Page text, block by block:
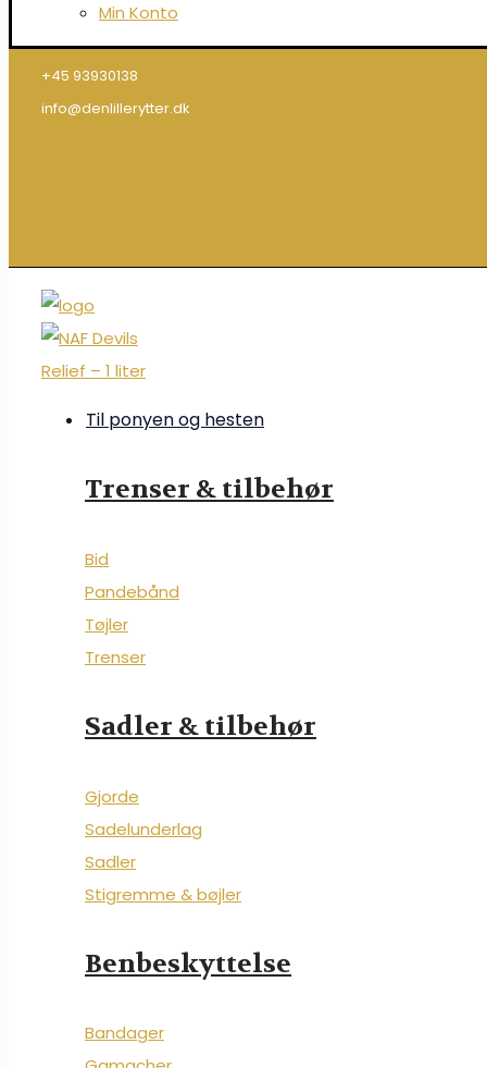
Min Konto
+45 93930138
info@denlillerytter.dk
Til ponyen og hesten
Trenser & tilbehør
Bid
Pandebånd
Tøjler
Trenser
Sadler & tilbehør
Gjorde
Sadelunderlag
Sadler
Stigremme & bøjler
Benbeskyttelse
Bandager